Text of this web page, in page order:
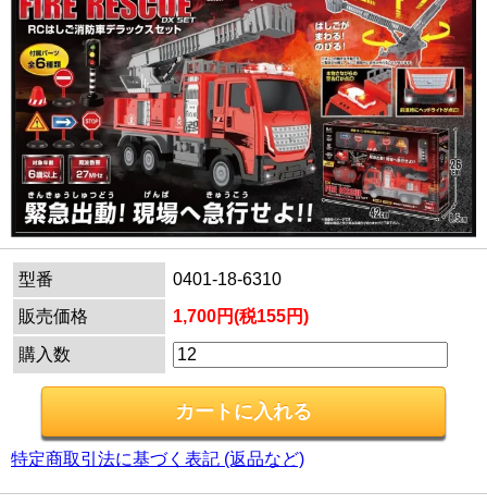
型番
0401-18-6310
販売価格
1,700円(税155円)
購入数
特定商取引法に基づく表記 (返品など)